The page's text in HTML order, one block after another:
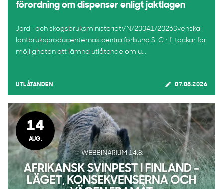
förordning om dispenser enligt jaktlagen
Jord- och skogsbruksministerietVN/20041/2026Svenska
lantbruksproducenternas centralförbund SLC r.f. tackar för
möjligheten att lämna utlåtande om u...
UTLÅTANDEN 07.08.2026
14
AUG.